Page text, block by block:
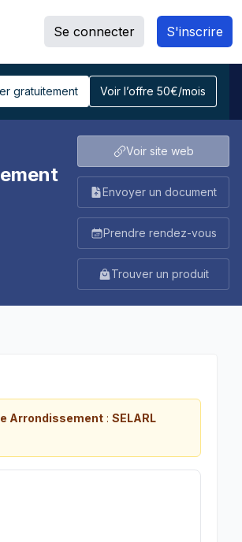
Se connecter S'inscrire
gratuitement Voir l’offre 50€/mois
Voir site web
Envoyer un document
Prendre rendez-vous
Trouver un produit
Arrondissement : SELARL